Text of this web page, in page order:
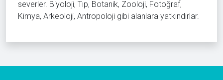
severler. Biyoloji, Tıp, Botanik, Zooloji, Fotoğraf,
Kimya, Arkeoloji, Antropoloji gibi alanlara yatkındırlar.